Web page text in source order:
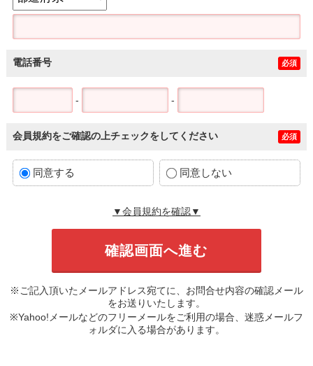
電話番号 必須
- -
会員規約をご確認の上チェックをしてください 必須
同意する 同意しない
▼会員規約を確認▼
※ご記入頂いたメールアドレス宛てに、お問合せ内容の確認メール
をお送りいたします。
※Yahoo!メールなどのフリーメールをご利用の場合、迷惑メールフ
ォルダに入る場合があります。